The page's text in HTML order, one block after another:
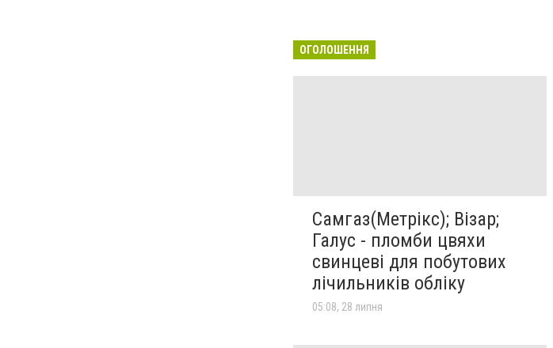
ОГОЛОШЕННЯ
Самгаз(Метрікс); Візар;
Галус - пломби цвяхи
свинцеві для побутових
лічильників обліку
05:08, 28 липня